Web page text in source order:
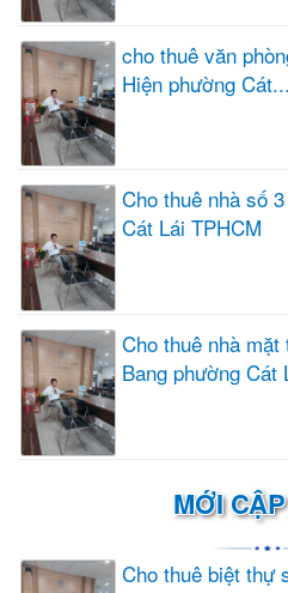
cho thuê văn
Hiện phường Cát...
Cho thuê nhà số
Cát Lái TPHCM
Cho thuê nhà
Bang phường Cát
MỚI
Cho thuê biệt thự